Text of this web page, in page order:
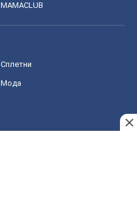
MAMACLUB
Сплетни
Мода